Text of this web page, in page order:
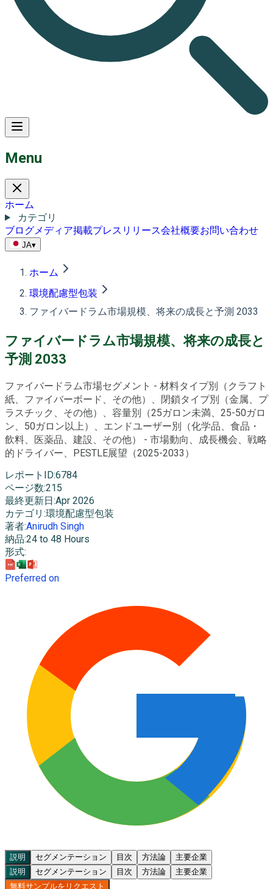
Menu
ホーム
カテゴリ
ブログメディア掲載プレスリリース会社概要お問い合わせ
JA▾
ホーム
環境配慮型包装
ファイバードラム市場規模、将来の成長と予測 2033
ファイバードラム市場規模、将来の成長と
予測 2033
ファイバードラム市場セグメント - 材料タイプ別（クラフト
紙、ファイバーボード、その他）、閉鎖タイプ別（金属、プ
ラスチック、その他）、容量別（25ガロン未満、25-50ガロ
ン、50ガロン以上）、エンドユーザー別（化学品、食品・
飲料、医薬品、建設、その他） - 市場動向、成長機会、戦略
的ドライバー、PESTLE展望（2025-2033）
レポートID:6784
ページ数:215
最終更新日 :Apr 2026
カテゴリ :環境配慮型包装
著者:Anirudh Singh
納品:24 to 48 Hours
形式:
Preferred on
説明 セグメンテーション 目次 方法論
主要企業
説明
セグメンテーション 目次 方法論
主要企業
無料サンプルをリクエスト